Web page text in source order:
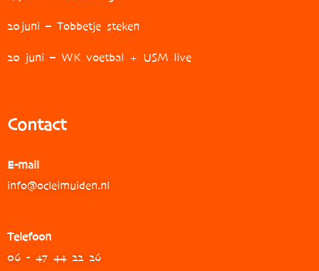
20 juni – Tobbetje steken
20 juni – WK voetbal + USM live
Contact
E-mail
info@ocleimuiden.nl
Telefoon
06 - 47 44 22 26